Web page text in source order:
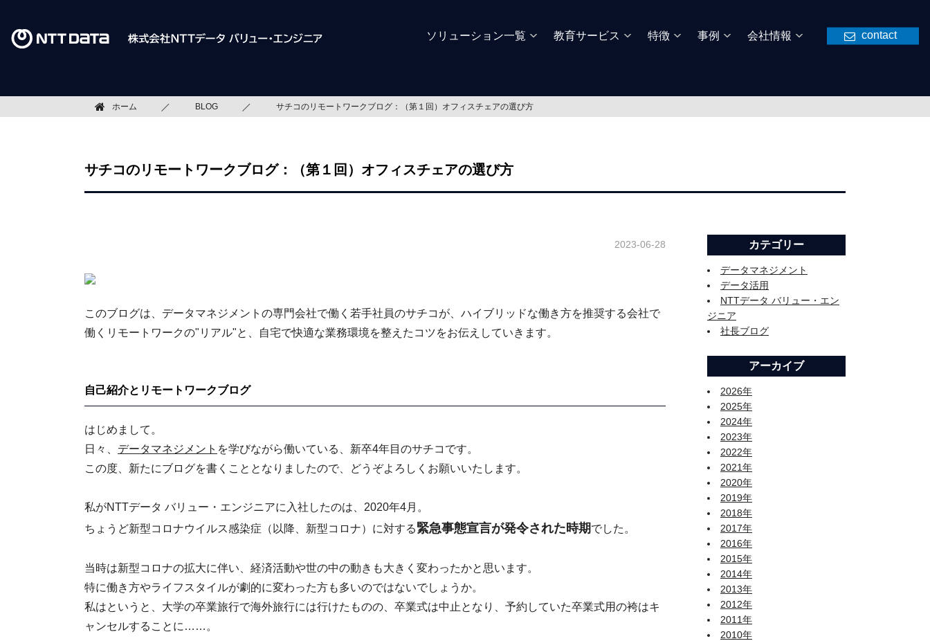
ソリューション一覧 教育サービス 特徴 事例 会社情報 contact
ホーム BLOG サチコのリモートワークブログ：（第１回）オフィスチェアの選び方
サチコのリモートワークブログ：（第１回）オフィスチェアの選び方
2023-06-28
このブログは、データマネジメントの専門会社で働く若手社員のサチコが、ハイブリッドな働き方を推奨する会社で
働くリモートワークの"リアル"と、自宅で快適な業務環境を整えたコツをお伝えしていきます。
自己紹介とリモートワークブログ
はじめまして。
日々、 データマネジメント を学びながら働いている、新卒4年目のサチコです。
この度、新たにブログを書くこととなりましたので、どうぞよろしくお願いいたします。
私がNTTデータ バリュー・エンジニアに入社したのは、2020年4月。
ちょうど新型コロナウイルス感染症（以降、新型コロナ）に対する緊急事態宣言が発令された時期でした。
当時は新型コロナの拡大に伴い、経済活動や世の中の動きも大きく変わったかと思います。
特に働き方やライフスタイルが劇的に変わった方も多いのではないでしょうか。
私はというと、大学の卒業旅行で海外旅行には行けたものの、卒業式は中止となり、予約していた卒業式用の袴はキ
ャンセルすることに……。
カテゴリー
データマネジメント
データ活用
NTTデータ バリュー・エン
ジニア
社長ブログ
アーカイブ
2026年
2025年
2024年
2023年
2022年
2021年
2020年
2019年
2018年
2017年
2016年
2015年
2014年
2013年
2012年
2011年
2010年